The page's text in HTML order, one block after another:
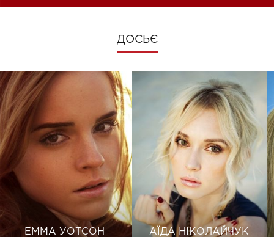
ДОСЬЄ
ЕММА УОТСОН АЇДА НІКОЛАЙЧУК